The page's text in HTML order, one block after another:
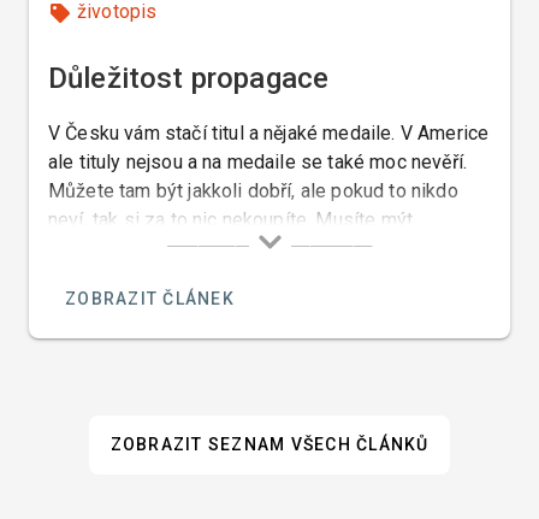
životopis
Důležitost propagace
V Česku vám stačí titul a nějaké medaile. V Americe
ale tituly nejsou a na medaile se také moc nevěří.
Můžete tam být jakkoli dobří, ale pokud to nikdo
neví, tak si za to nic nekoupíte. Musíte mýt
neustále vidět, propagovat se a nesmíte být
ZOBRAZIT ČLÁNEK
ZOBRAZIT SEZNAM VŠECH ČLÁNKŮ